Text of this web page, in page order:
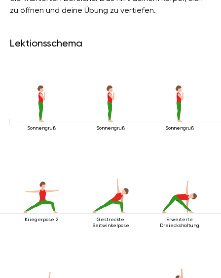
zu öffnen und deine Übung zu vertiefen.
Lektionsschema
Sonnengruß Sonnengruß Sonnengruß
Kriegerpose 2
Gestreckte
Seitwinkelpose
Erweiterte
Dreieckshaltung